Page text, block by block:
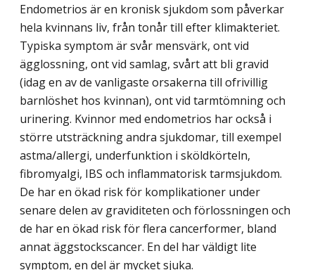
Endometrios är en kronisk sjukdom som påverkar
hela kvinnans liv, från tonår till efter klimakteriet.
Typiska symptom är svår mensvärk, ont vid
ägglossning, ont vid samlag, svårt att bli gravid
(idag en av de vanligaste orsakerna till ofrivillig
barnlöshet hos kvinnan), ont vid tarmtömning och
urinering. Kvinnor med endometrios har också i
större utsträckning andra sjukdomar, till exempel
astma/allergi, underfunktion i sköldkörteln,
fibromyalgi, IBS och inflammatorisk tarmsjukdom.
De har en ökad risk för komplikationer under
senare delen av graviditeten och förlossningen och
de har en ökad risk för flera cancerformer, bland
annat äggstockscancer. En del har väldigt lite
symptom, en del är mycket sjuka.